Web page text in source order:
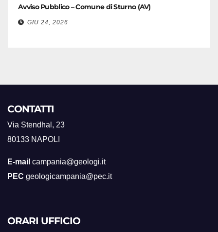
Avviso Pubblico – Comune di Sturno (AV)
GIU 24, 2026
CONTATTI
Via Stendhal, 23
80133 NAPOLI
E-mail campania@geologi.it
PEC geologicampania@pec.it
ORARI UFFICIO